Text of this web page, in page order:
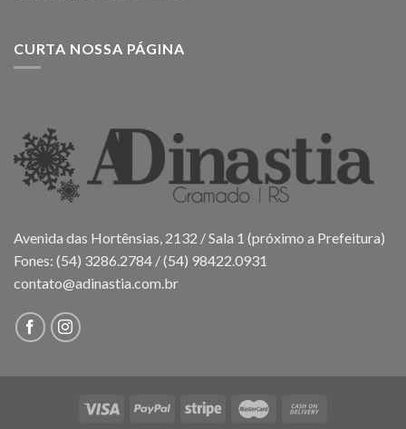
CURTA NOSSA PÁGINA
Avenida das Hortênsias, 2132 / Sala 1 (próximo a Prefeitura)
Fones: (54) 3286.2784 / (54) 98422.0931
contato@adinastia.com.br